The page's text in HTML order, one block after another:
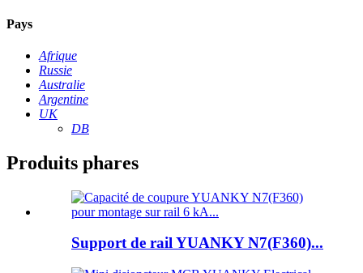
Pays
Afrique
Russie
Australie
Argentine
UK
DB
Produits phares
Support de rail YUANKY N7(F360)...